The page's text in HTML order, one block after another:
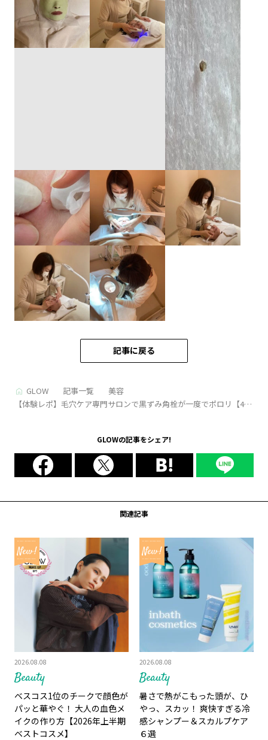
記事に戻る
GLOW 記事一覧
美容
【体験レポ】毛穴ケア専門サロンで黒ずみ角栓が一度でポロリ【40
GLOWの記事をシェア!
関連記事
Beauty
2026.08.08
ベスコス1位のチークで顔色が
パッと華やぐ！ 大人の血色メ
イクの作り方【2026年上半期
ベストコスメ】
Beauty
2026.08.08
暑さで熱がこもった頭が、ひ
やっ、スカッ！ 爽快すぎる冷
感シャンプー＆スカルプケア
６選